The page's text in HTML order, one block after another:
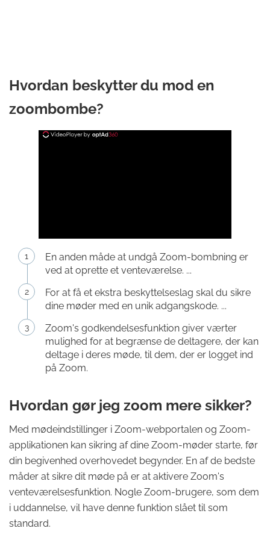
Hvordan beskytter du mod en
zoombombe?
En anden måde at undgå Zoom-bombning er
ved at oprette et venteværelse. ...
For at få et ekstra beskyttelseslag skal du sikre
dine møder med en unik adgangskode. ...
Zoom's godkendelsesfunktion giver værter
mulighed for at begrænse de deltagere, der kan
deltage i deres møde, til dem, der er logget ind
på Zoom.
Hvordan gør jeg zoom mere sikker?
Med mødeindstillinger i Zoom-webportalen og Zoom-
applikationen kan sikring af dine Zoom-møder starte, før
din begivenhed overhovedet begynder. En af de bedste
måder at sikre dit møde på er at aktivere Zoom's
venteværelsesfunktion. Nogle Zoom-brugere, som dem
i uddannelse, vil have denne funktion slået til som
standard.